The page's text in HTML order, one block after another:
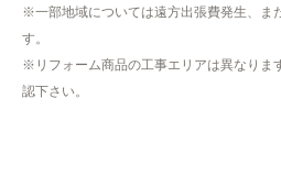
※一部地域については遠方出張費発生、ま
す。
※リフォーム商品の工事エリアは異なりま
認下さい。